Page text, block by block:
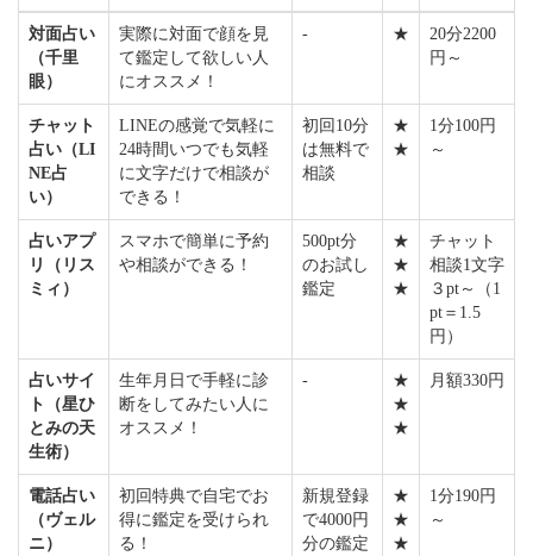
対面占い
（千里
眼）
実際に対面で顔を見
て鑑定して欲しい人
にオススメ！
- ★
20分2200
円～
チャット
占い（LI
NE占
い）
LINEの感覚で気軽に
24時間いつでも気軽
に文字だけで相談が
できる！
初回10分
は無料で
相談
★
★
1分100円
～
占いアプ
リ（リス
ミィ）
スマホで簡単に予約
や相談ができる！
500pt分
のお試し
鑑定
★
★
★
チャット
相談1文字
３pt～（1
pt＝1.5
円）
占いサイ
ト（星ひ
とみの天
生術）
生年月日で手軽に診
断をしてみたい人に
オススメ！
-
★
★
★
月額330円
電話占い
（ヴェル
ニ）
初回特典で自宅でお
得に鑑定を受けられ
る！
新規登録
で4000円
分の鑑定
★
★
★
1分190円
～